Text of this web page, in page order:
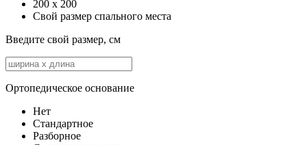
200 x 200
Свой размер спального места
Введите свой размер, см
Ортопедическое основание
Нет
Стандартное
Разборное